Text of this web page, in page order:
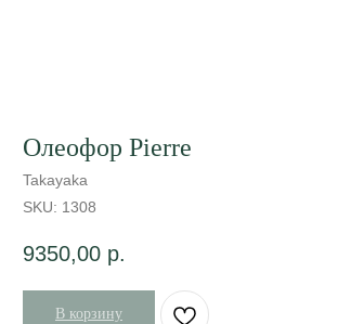
Олеофор Pierre
Takayaka
SKU: 1308
9350,00 р.
В корзину